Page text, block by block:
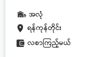
ရန်ကုန်တိုင်း
အလုံ
လစာကြည့်မယ်